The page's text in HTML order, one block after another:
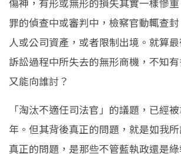
傷神，有形或無形的損失其實一樣慘
罪的偵查中或審判中，檢察官動輒查
人或公司資產，或者限制出境。就算
訴訟過程中所失去的無形商機，不知
又能向誰討？
「淘汰不適任司法官」的議題，已經
年。但其背後真正的問題，就是如我
真正的問題，是那些不管藍執政還是